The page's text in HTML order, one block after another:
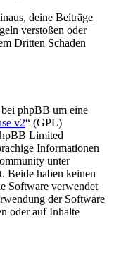
deine Beiträge
verstoßen oder
Dritten Schaden
phpBB um eine
v2“ (GPL)
Limited
Informationen
unter
Beide haben keinen
Software verwendet
der Software
oder auf Inhalte